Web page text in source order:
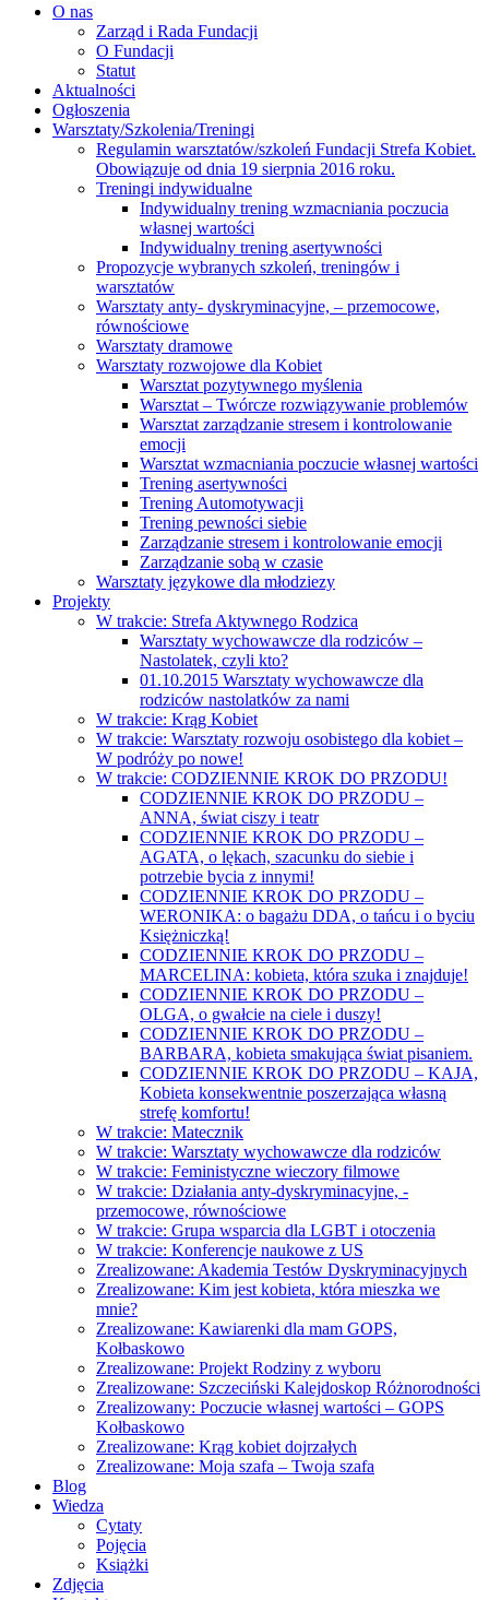
O nas
Zarząd i Rada Fundacji
O Fundacji
Statut
Aktualności
Ogłoszenia
Warsztaty/Szkolenia/Treningi
Regulamin warsztatów/szkoleń Fundacji Strefa Kobiet.
Obowiązuje od dnia 19 sierpnia 2016 roku.
Treningi indywidualne
Indywidualny trening wzmacniania poczucia
własnej wartości
Indywidualny trening asertywności
Propozycje wybranych szkoleń, treningów i
warsztatów
Warsztaty anty- dyskryminacyjne, – przemocowe,
równościowe
Warsztaty dramowe
Warsztaty rozwojowe dla Kobiet
Warsztat pozytywnego myślenia
Warsztat – Twórcze rozwiązywanie problemów
Warsztat zarządzanie stresem i kontrolowanie
emocji
Warsztat wzmacniania poczucie własnej wartości
Trening asertywności
Trening Automotywacji
Trening pewności siebie
Zarządzanie stresem i kontrolowanie emocji
Zarządzanie sobą w czasie
Warsztaty językowe dla młodziezy
Projekty
W trakcie: Strefa Aktywnego Rodzica
Warsztaty wychowawcze dla rodziców –
Nastolatek, czyli kto?
01.10.2015 Warsztaty wychowawcze dla
rodziców nastolatków za nami
W trakcie: Krąg Kobiet
W trakcie: Warsztaty rozwoju osobistego dla kobiet –
W podróży po nowe!
W trakcie: CODZIENNIE KROK DO PRZODU!
CODZIENNIE KROK DO PRZODU –
ANNA, świat ciszy i teatr
CODZIENNIE KROK DO PRZODU –
AGATA, o lękach, szacunku do siebie i
potrzebie bycia z innymi!
CODZIENNIE KROK DO PRZODU –
WERONIKA: o bagażu DDA, o tańcu i o byciu
Księżniczką!
CODZIENNIE KROK DO PRZODU –
MARCELINA: kobieta, która szuka i znajduje!
CODZIENNIE KROK DO PRZODU –
OLGA, o gwałcie na ciele i duszy!
CODZIENNIE KROK DO PRZODU –
BARBARA, kobieta smakująca świat pisaniem.
CODZIENNIE KROK DO PRZODU – KAJA,
Kobieta konsekwentnie poszerzająca własną
strefę komfortu!
W trakcie: Matecznik
W trakcie: Warsztaty wychowawcze dla rodziców
W trakcie: Feministyczne wieczory filmowe
W trakcie: Działania anty-dyskryminacyjne, -
przemocowe, równościowe
W trakcie: Grupa wsparcia dla LGBT i otoczenia
W trakcie: Konferencje naukowe z US
Zrealizowane: Akademia Testów Dyskryminacyjnych
Zrealizowane: Kim jest kobieta, która mieszka we
mnie?
Zrealizowane: Kawiarenki dla mam GOPS,
Kołbaskowo
Zrealizowane: Projekt Rodziny z wyboru
Zrealizowane: Szczeciński Kalejdoskop Różnorodności
Zrealizowany: Poczucie własnej wartości – GOPS
Kołbaskowo
Zrealizowane: Krąg kobiet dojrzałych
Zrealizowane: Moja szafa – Twoja szafa
Blog
Wiedza
Cytaty
Pojęcia
Książki
Zdjęcia